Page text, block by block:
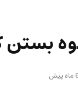
بستن
پیش